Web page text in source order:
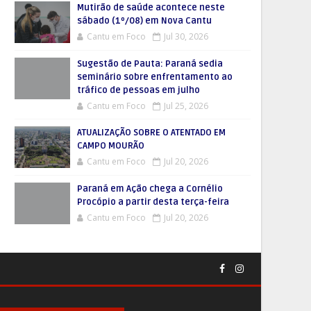
Mutirão de saúde acontece neste
sábado (1º/08) em Nova Cantu
Cantu em Foco Jul 30, 2026
Sugestão de Pauta: Paraná sedia
seminário sobre enfrentamento ao
tráfico de pessoas em julho
Cantu em Foco Jul 25, 2026
ATUALIZAÇÃO SOBRE O ATENTADO EM
CAMPO MOURÃO
Cantu em Foco Jul 20, 2026
Paraná em Ação chega a Cornélio
Procópio a partir desta terça-feira
Cantu em Foco Jul 20, 2026